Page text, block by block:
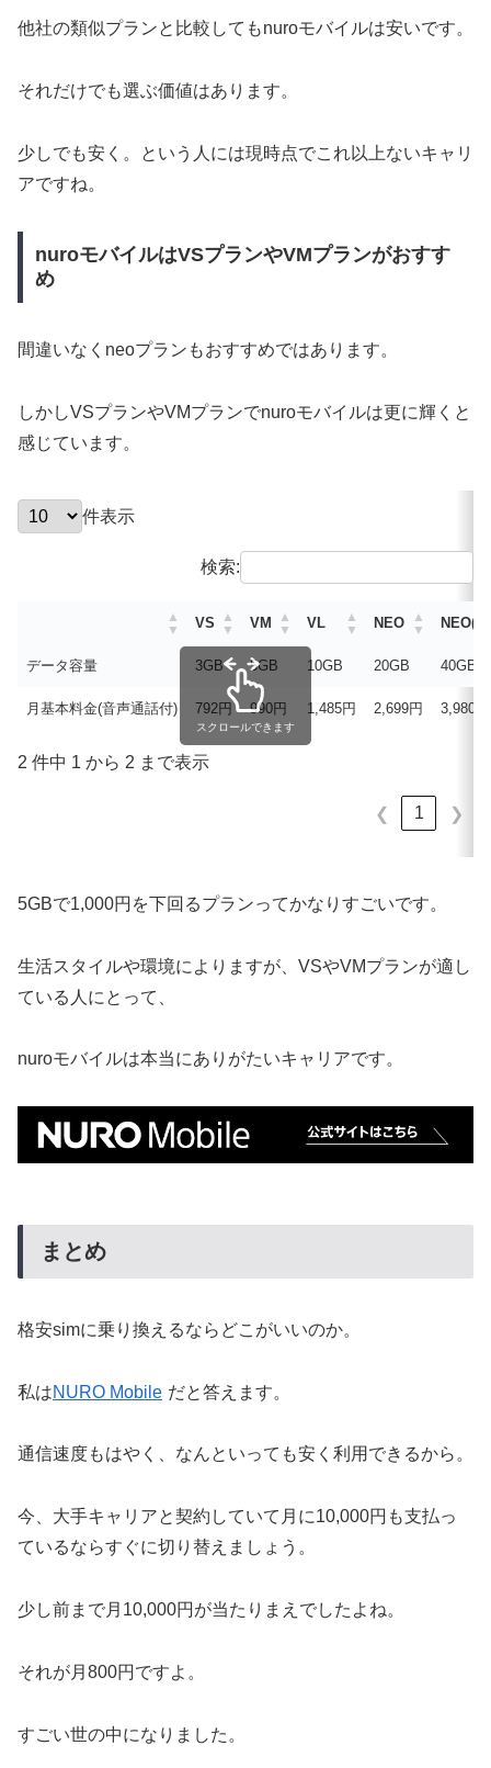
他社の類似プランと比較してもnuroモバイルは安いです。
それだけでも選ぶ価値はあります。
少しでも安く。という人には現時点でこれ以上ないキャリ
アですね。
nuroモバイルはVSプランやVMプランがおすす
め
間違いなくneoプランもおすすめではあります。
しかしVSプランやVMプランでnuroモバイルは更に輝くと
感じています。
件表示
検索:
VS VM VL NEO
データ容量 3GB 5GB 10GB 20GB 40GB
月基本料金(音声通話付) 792円 990円 1,485円 2,699円 3,980円
2 件中 1 から 2 まで表示
❮ 1 ❯
スクロールできます
5GBで1,000円を下回るプランってかなりすごいです。
生活スタイルや環境によりますが、VSやVMプランが適し
ている人にとって、
nuroモバイルは本当にありがたいキャリアです。
まとめ
格安simに乗り換えるならどこがいいのか。
私はNURO Mobile だと答えます。
通信速度もはやく、なんといっても安く利用できるから。
今、大手キャリアと契約していて月に10,000円も支払っ
ているならすぐに切り替えましょう。
少し前まで月10,000円が当たりまえでしたよね。
それが月800円ですよ。
すごい世の中になりました。